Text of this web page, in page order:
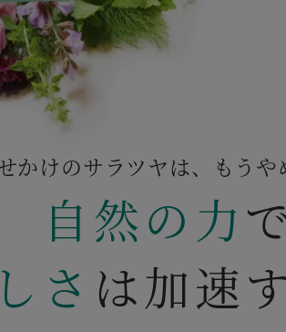
かけのサラツヤは、もう
自然の力
さ は加速